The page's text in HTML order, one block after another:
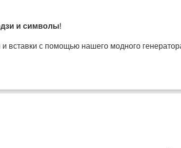
и символы!
вставки с помощью нашего модного